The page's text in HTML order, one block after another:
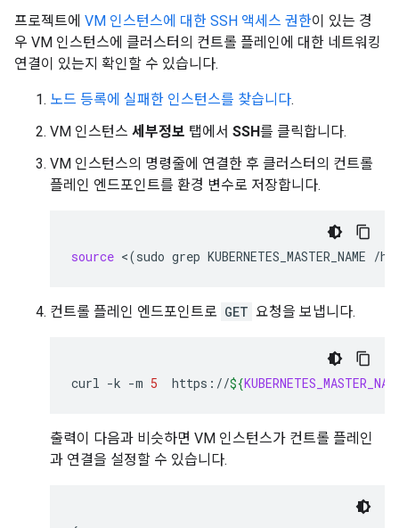
프로젝트에 VM 인스턴스에 대한 SSH 액세스 권한이 있는 경
우 VM 인스턴스에 클러스터의 컨트롤 플레인에 대한 네트워킹
연결이 있는지 확인할 수 있습니다.
노드 등록에 실패한 인스턴스를 찾습니다.
VM 인스턴스 세부정보 탭에서 SSH를 클릭합니다.
VM 인스턴스의 명령줄에 연결한 후 클러스터의 컨트롤
플레인 엔드포인트를 환경 변수로 저장합니다.
source <(sudo grep KUBERNETES_MASTER_NAME /
컨트롤 플레인 엔드포인트로 GET 요청을 보냅니다.
curl -k -m 5 https://${
출력이 다음과 비슷하면 VM 인스턴스가 컨트롤 플레인
과 연결을 설정할 수 있습니다.